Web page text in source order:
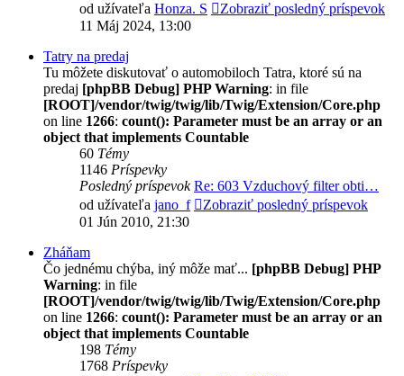
od užívateľa Honza. S
Zobraziť posledný príspevok
11 Máj 2024, 13:00
Tatry na predaj
Tu môžete diskutovať o automobiloch Tatra, ktoré sú na
predaj [phpBB Debug] PHP Warning: in file
[ROOT]/vendor/twig/twig/lib/Twig/Extension/Core.php
on line 1266: count(): Parameter must be an array or an
object that implements Countable
60 Témy
1146 Príspevky
Posledný príspevok Re: 603 Vzduchový filter obti…
od užívateľa jano_f
Zobraziť posledný príspevok
01 Jún 2010, 21:30
Zháňam
Čo jednému chýba, iný môže mať... [phpBB Debug] PHP
Warning: in file
[ROOT]/vendor/twig/twig/lib/Twig/Extension/Core.php
on line 1266: count(): Parameter must be an array or an
object that implements Countable
198 Témy
1768 Príspevky